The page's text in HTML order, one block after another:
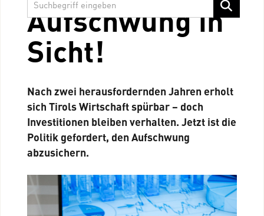
Aufschwung in
Sicht!
Nach zwei herausfordernden Jahren erholt
sich Tirols Wirtschaft spürbar – doch
Investitionen bleiben verhalten. Jetzt ist die
Politik gefordert, den Aufschwung
abzusichern.